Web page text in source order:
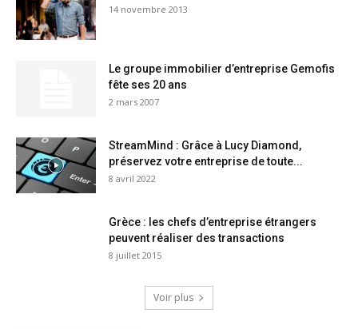
14 novembre 2013
Le groupe immobilier d’entreprise Gemofis
fête ses 20 ans
2 mars 2007
StreamMind : Grâce à Lucy Diamond,
préservez votre entreprise de toute...
8 avril 2022
Grèce : les chefs d’entreprise étrangers
peuvent réaliser des transactions
8 juillet 2015
Voir plus